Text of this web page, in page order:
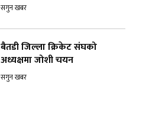
सगुन खबर
बैतडी जिल्ला क्रिकेट संघको
अध्यक्षमा जोशी चयन
सगुन खबर